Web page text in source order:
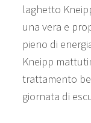
laghetto
una vera e
pieno di
Kneipp
trattamento
giornata di